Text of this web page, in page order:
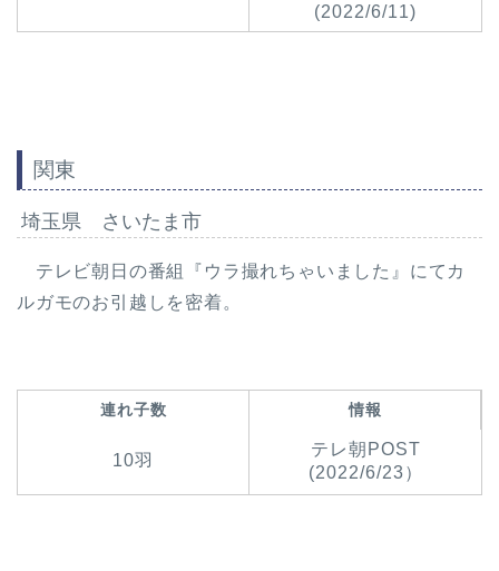
(2022/6/11)
関東
埼玉県 さいたま市
テレビ朝日の番組『ウラ撮れちゃいました』にてカ
ルガモのお引越しを密着。
連れ子数 情報
10羽
テレ朝POST
(2022/6/23）